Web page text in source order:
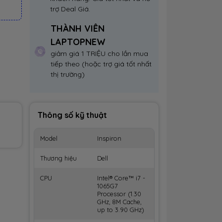
trợ Deal Giá.
THÀNH VIÊN
LAPTOPNEW
giảm giá 1 TRIỆU cho lần mua
tiếp theo (hoặc trợ giá tốt nhất
thị trường)
Thông số kỹ thuật
Model Inspiron
Thương hiệu Dell
CPU
Intel® Core™ i7 -
1065G7
Processor (1.30
GHz, 8M Cache,
up to 3.90 GHz)